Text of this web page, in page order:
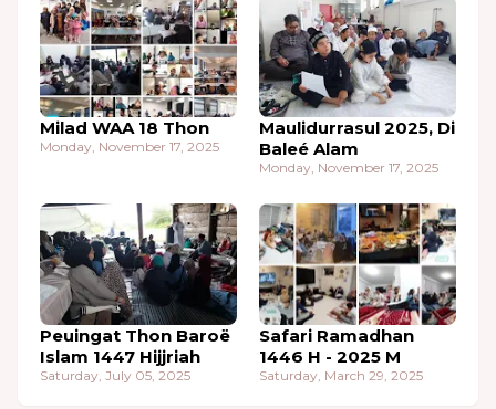
Milad WAA 18 Thon
Monday, November 17, 2025
Maulidurrasul 2025, Di
Baleé Alam
Monday, November 17, 2025
Peuingat Thon Baroë
Islam 1447 Hijjriah
Saturday, July 05, 2025
Safari Ramadhan
1446 H - 2025 M
Saturday, March 29, 2025